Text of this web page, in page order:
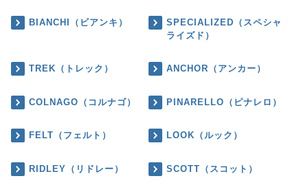
BIANCHI（ビアンキ）
SPECIALIZED（スペシャ
ライズド）
TREK（トレック） ANCHOR（アンカー）
COLNAGO（コルナゴ） PINARELLO（ピナレロ）
FELT（フェルト） LOOK（ルック）
RIDLEY（リドレー） SCOTT（スコット）